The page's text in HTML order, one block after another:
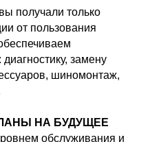
получали только
от пользования
замену
шиномонтаж,
НА БУДУЩЕЕ
обслуживания и